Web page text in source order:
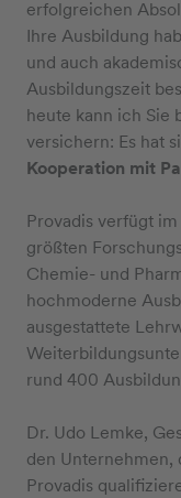
erfolgreichen
Ihre Ausbildung
und auch
Ausbildungszeit
heute kann ich Sie
versichern: Es hat
Kooperation mit
Provadis verfügt
größten
Chemie- und
hochmoderne
ausgestattete
rund 400
Dr. Udo Lemke,
den Unternehmen,
Provadis